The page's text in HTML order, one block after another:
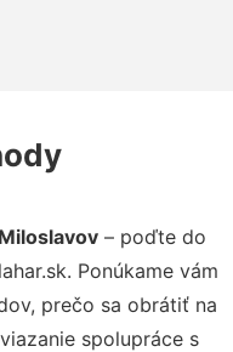
– poďte do
Ponúkame vám
prečo sa obrátiť na
spolupráce s